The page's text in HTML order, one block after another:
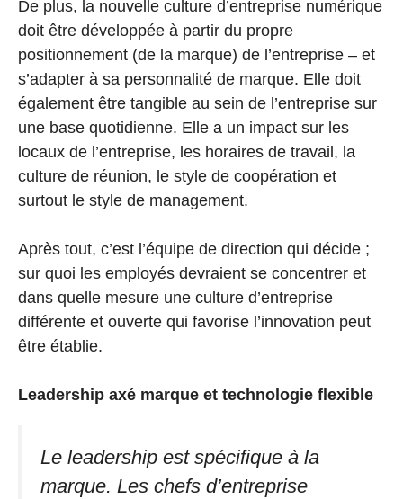
De plus, la nouvelle culture d’entreprise numérique
doit être développée à partir du propre
positionnement (de la marque) de l’entreprise – et
s’adapter à sa personnalité de marque. Elle doit
également être tangible au sein de l’entreprise sur
une base quotidienne. Elle a un impact sur les
locaux de l’entreprise, les horaires de travail, la
culture de réunion, le style de coopération et
surtout le style de management.
Après tout, c’est l’équipe de direction qui décide ;
sur quoi les employés devraient se concentrer et
dans quelle mesure une culture d’entreprise
différente et ouverte qui favorise l’innovation peut
être établie.
Leadership axé marque et technologie flexible
Le leadership est spécifique à la
marque. Les chefs d’entreprise